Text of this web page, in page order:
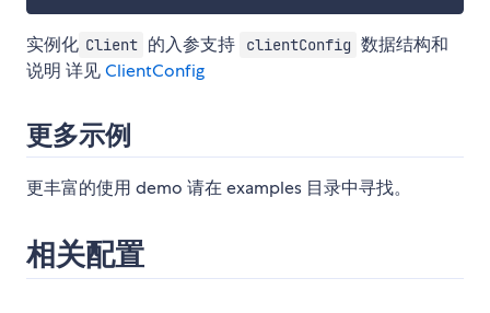
实例化 Client 的入参支持 clientConfig 数据结构和
说明 详见ClientConfig
更多示例
更丰富的使用 demo 请在 examples 目录中寻找。
相关配置